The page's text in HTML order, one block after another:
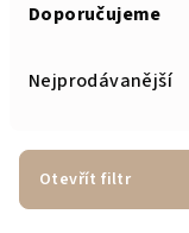
r
Doporučujeme
Nejprodávanější
Otevřít filtr